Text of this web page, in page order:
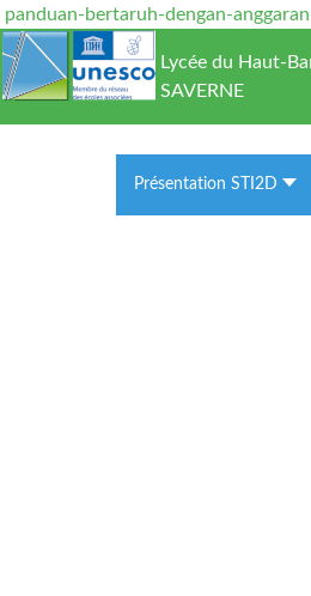
panduan-bertaruh-dengan-
Lycée du Haut-
SAVERNE
Présentation STI2D